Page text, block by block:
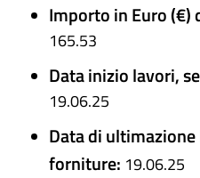
Importo in Euro (€)
165.53
Data inizio lavori,
19.06.25
Data di
forniture: 19.06.25